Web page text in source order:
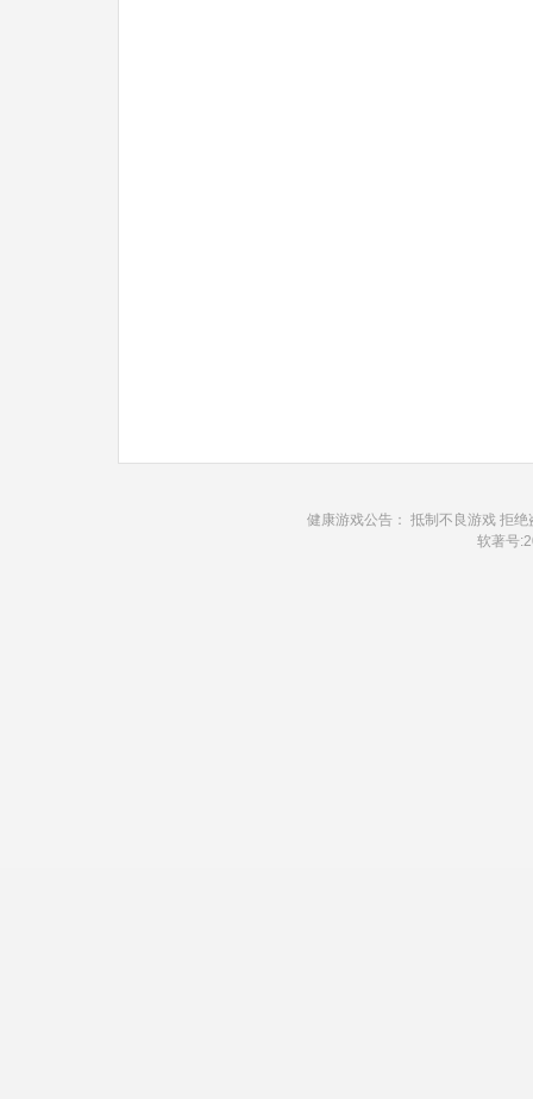
健康游戏公告： 抵制不良游戏 拒
软著号